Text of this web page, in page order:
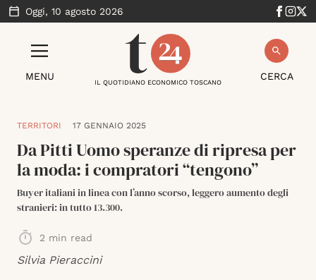
Oggi, 10 agosto 2026
MENU CERCA
IL QUOTIDIANO ECONOMICO TOSCANO
TERRITORI 17 GENNAIO 2025
Da Pitti Uomo speranze di ripresa per
la moda: i compratori “tengono”
Buyer italiani in linea con l’anno scorso, leggero aumento degli
stranieri: in tutto 13.300.
2 min read
Silvia Pieraccini